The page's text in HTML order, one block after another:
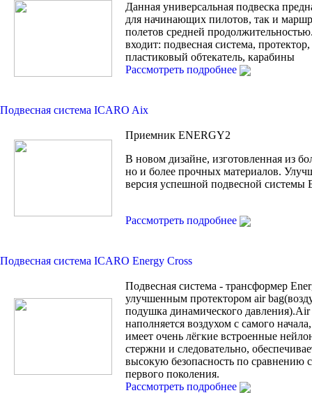
Данная универсальная подвеска
для начинающих пилотов, так и
полетов средней
входит: подвесная система,
пластиковый обтекатель, карабины
Рассмотреть подробнее
Подвесная система ICARO Aix
Приемник ENERGY2
В новом дизайне, изготовленная из
но и более прочных материалов.
версия успешной подвесной системы
Рассмотреть подробнее
Подвесная система ICARO Energy Cross
Подвесная система - трансформер
улучшенным протектором air
подушка динамического давления).Air
наполняется воздухом с самого
имеет очень лёгкие встроенные
стержни и следовательно,
высокую безопасность по сравнению
первого поколения.
Рассмотреть подробнее